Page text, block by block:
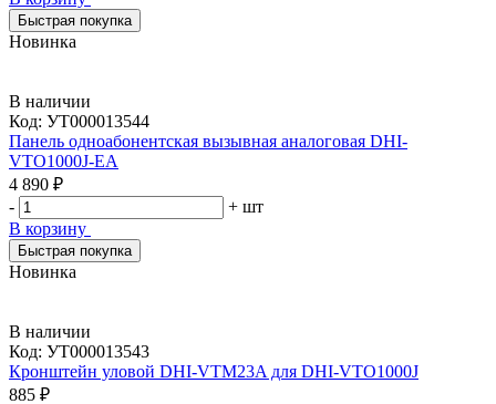
Быстрая покупка
Новинка
В наличии
Код: УТ000013544
Панель одноабонентская вызывная аналоговая DHI-
VTO1000J-EA
4 890 ₽
-
+ шт
В корзину
Быстрая покупка
Новинка
В наличии
Код: УТ000013543
Кронштейн уловой DHI-VTM23A для DHI-VTO1000J
885 ₽